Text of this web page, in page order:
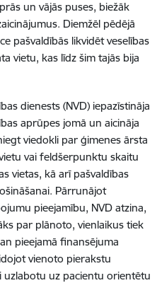
un vājās puses, biežāk
Diemžēl pēdējā
pašvaldībās likvidēt veselības
vietu, kas līdz šim tajās bija
dienests (NVD) iepazīstināja
aprūpes jomā un aicināja
viedokli par ģimenes ārsta
vai feldšerpunktu skaitu
vietas, kā arī pašvaldības
Pārrunājot
pieejamību, NVD atzina,
par plānoto, vienlaikus tiek
pieejamā finansējuma
vienoto pierakstu
uzlabotu uz pacientu orientētu